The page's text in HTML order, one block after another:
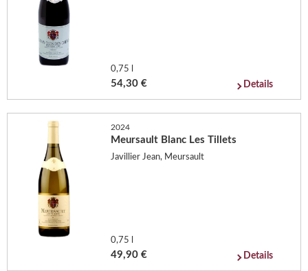
0,75 l
54,30 € Details
2024
Meursault Blanc Les Tillets
Javillier Jean, Meursault
0,75 l
49,90 € Details